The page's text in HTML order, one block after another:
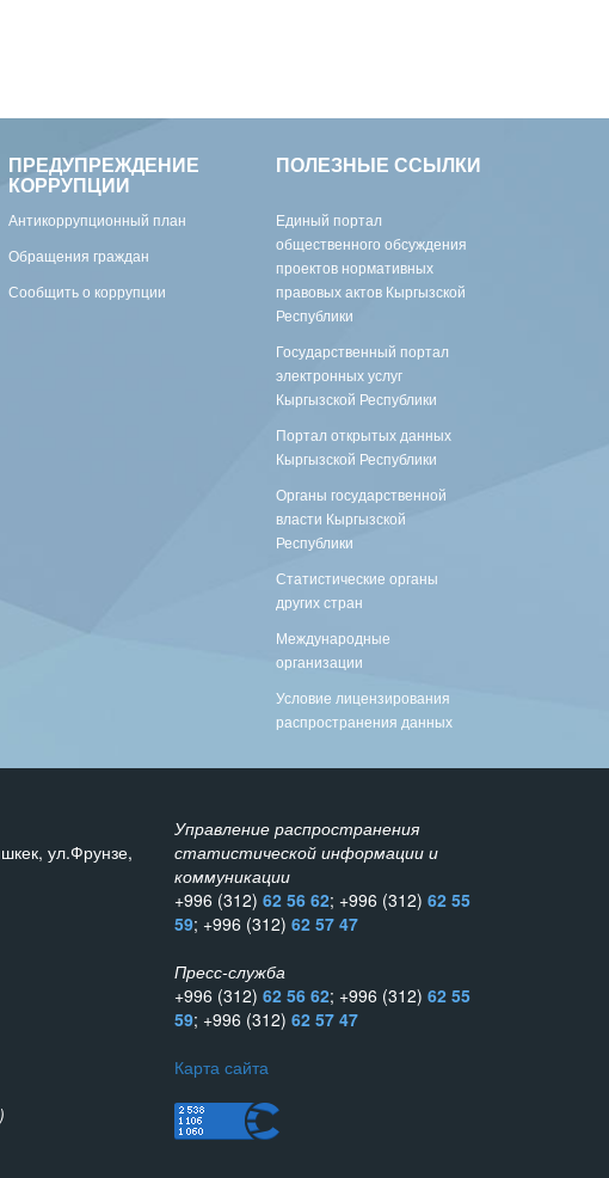
ПРЕДУПРЕЖДЕНИЕ
КОРРУПЦИИ
Антикоррупционный план
Обращения граждан
Сообщить о коррупции
ПОЛЕЗНЫЕ ССЫЛКИ
Единый портал
общественного обсуждения
проектов нормативных
правовых актов Кыргызской
Республики
Государственный портал
электронных услуг
Кыргызской Республики
Портал открытых данных
Кыргызской Республики
Органы государственной
власти Кыргызской
Республики
Статистические органы
других стран
Международные
организации
Условие лицензирования
распространения данных
ул.Фрунзе,
Управление распространения
статистической информации и
коммуникации
+996 (312) 62 56 62; +996 (312) 62 55
59; +996 (312) 62 57 47
Пресс-служба
+996 (312) 62 56 62; +996 (312) 62 55
59; +996 (312) 62 57 47
Карта сайта